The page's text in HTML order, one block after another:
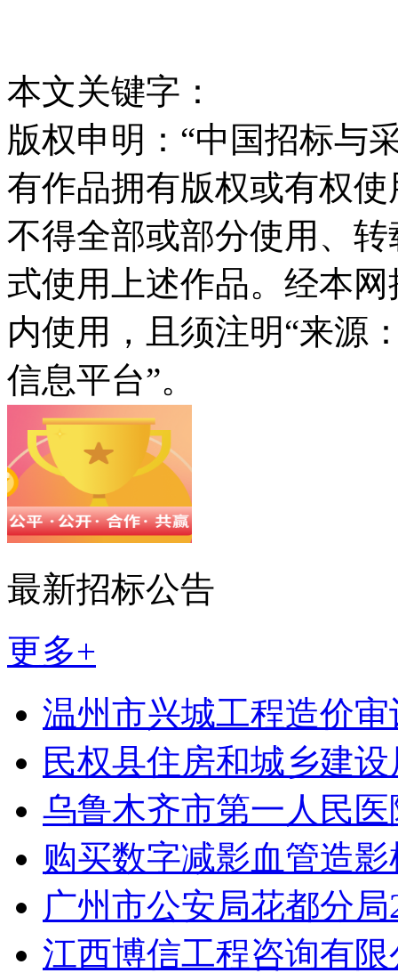
本文关键字：
版权申明：“中国招标与
有作品拥有版权或有权
不得全部或部分使用、
式使用上述作品。经本
内使用，且须注明“来源
信息平台”。
最新招标公告
更多+
温州市兴城工程造价
民权县住房和城乡建
乌鲁木齐市第一人民
购买数字减影血管造
广州市公安局花都分局
江西博信工程咨询有